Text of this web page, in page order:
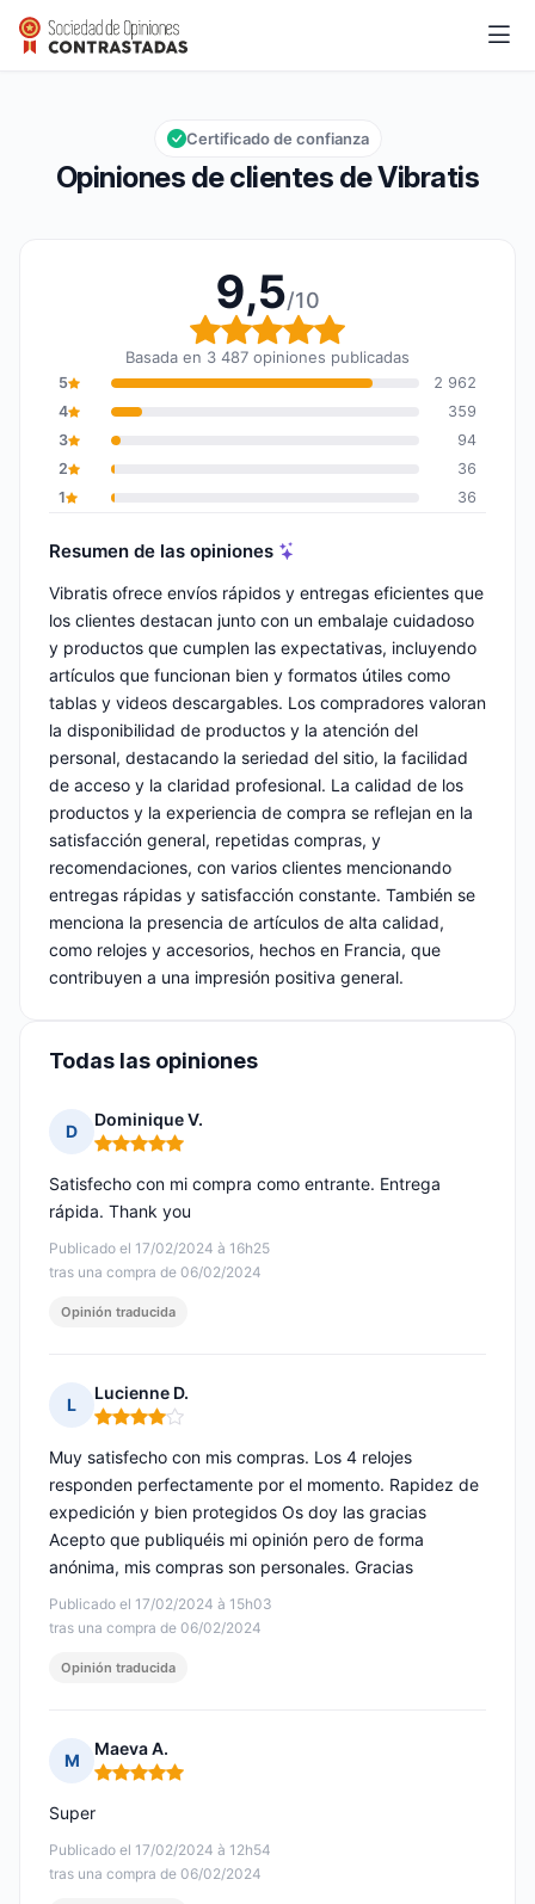
Vibratis
Calificación global: 9,5 de 10
9,5/10
Opiniones de clientes de Vibratis
Certificado de confianza
9,5/10
Calificación global: 9,5
Basada en 3 487 opiniones publicadas
5
2 962
4
359
3
94
2
36
1
36
Resumen de las opiniones
Vibratis ofrece envíos rápidos y entregas eficientes que
los clientes destacan junto con un embalaje cuidadoso
y productos que cumplen las expectativas, incluyendo
artículos que funcionan bien y formatos útiles como
tablas y videos descargables. Los compradores valoran
la disponibilidad de productos y la atención del
personal, destacando la seriedad del sitio, la facilidad
de acceso y la claridad profesional. La calidad de los
productos y la experiencia de compra se reflejan en la
satisfacción general, repetidas compras, y
recomendaciones, con varios clientes mencionando
entregas rápidas y satisfacción constante. También se
menciona la presencia de artículos de alta calidad,
como relojes y accesorios, hechos en Francia, que
contribuyen a una impresión positiva general.
Todas las opiniones
D
Dominique V.
Nota: 5 de 5
Publicado el 17/02/2024 à 16h25
tras una compra de 06/02/2024
Satisfecho con mi compra como entrante. Entrega
rápida. Thank you
Opinión traducida
L
Lucienne D.
Nota: 4 de 5
Publicado el 17/02/2024 à 15h03
tras una compra de 06/02/2024
Muy satisfecho con mis compras. Los 4 relojes
responden perfectamente por el momento. Rapidez de
expedición y bien protegidos Os doy las gracias
Acepto que publiquéis mi opinión pero de forma
anónima, mis compras son personales. Gracias
Opinión traducida
M
Maeva A.
Nota: 5 de 5
Publicado el 17/02/2024 à 12h54
tras una compra de 06/02/2024
Super